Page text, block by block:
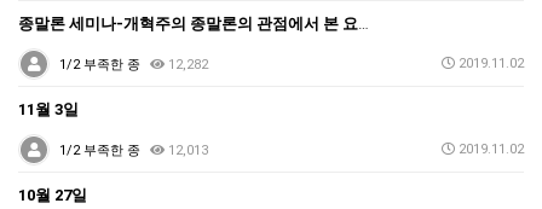
종말론 세미나-개혁주의 종말론의 관점에서 본 요한계시록
1/2 부족한 종 12,282 2019.11.02
11월 3일
1/2 부족한 종 12,013 2019.11.02
10월 27일